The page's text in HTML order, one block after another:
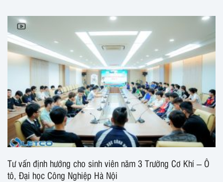
Tư vấn định hướng cho sinh viên năm 3 Trường Cơ Khí – Ô
tô, Đại học Công Nghiệp Hà Nội